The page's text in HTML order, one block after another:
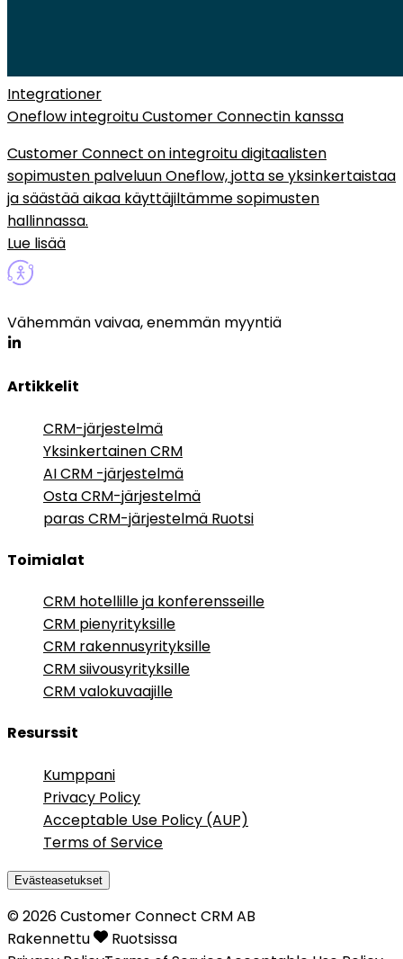
Integrationer
Oneflow integroitu Customer Connectin kanssa
Customer Connect on integroitu digitaalisten
sopimusten palveluun Oneflow, jotta se yksinkertaistaa
ja säästää aikaa käyttäjiltämme sopimusten
hallinnassa.
Lue lisää
Vähemmän vaivaa, enemmän myyntiä
Artikkelit
CRM-järjestelmä
Yksinkertainen CRM
AI CRM -järjestelmä
Osta CRM-järjestelmä
paras CRM-järjestelmä Ruotsi
Toimialat
CRM hotellille ja konferensseille
CRM pienyrityksille
CRM rakennusyrityksille
CRM siivousyrityksille
CRM valokuvaajille
Resurssit
Kumppani
Privacy Policy
Acceptable Use Policy (AUP)
Terms of Service
Evästeasetukset
©2026Customer Connect CRM AB
Rakennettu
Ruotsissa